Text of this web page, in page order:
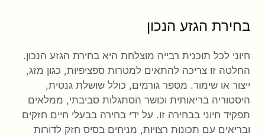
בחירת הגזע הנכון
חיוני לכל תוכנית רבייה מוצלחת היא בחירת הגזע הנכון.
החלטה זו צריכה להתאים למטרות ספציפיות, כגון מזג,
ייצור או שימור. מספר גורמים, כולל שושלת גנטית,
היסטוריה בריאותית וכושר הסתגלות סביבתי, ממלאים
תפקיד חיוני בבחירה זו. על ידי בחירה בבעלי חיים חזקים
ובריאים עם תכונות רצויות, מניחים בסיס חזק לדורות